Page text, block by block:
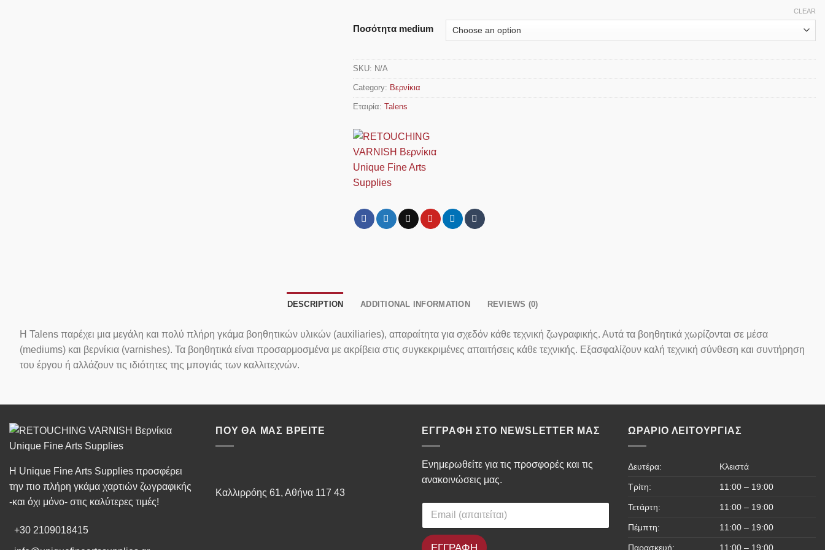
Ποσότητα medium
CLEAR
SKU: N/A
Category: Βερνίκια
Εταιρία: Talens
DESCRIPTION ADDITIONAL INFORMATION REVIEWS (0)
Η Talens παρέχει μια μεγάλη και πολύ πλήρη γκάμα βοηθητικών υλικών (auxiliaries), απαραίτητα για σχεδόν κάθε τεχνική ζωγραφικής. Αυτά τα βοηθητικά χωρίζονται σε μέσα
(mediums) και βερνίκια (varnishes). Τα βοηθητικά είναι προσαρμοσμένα με ακρίβεια στις συγκεκριμένες απαιτήσεις κάθε τεχνικής. Εξασφαλίζουν καλή τεχνική σύνθεση και συντήρηση
του έργου ή αλλάζουν τις ιδιότητες της μπογιάς των καλλιτεχνών.
Η Unique Fine Arts Supplies προσφέρει
την πιο πλήρη γκάμα χαρτιών ζωγραφικής
-και όχι μόνο- στις καλύτερες τιμές!
+30 2109018415
ΠΟΥ ΘΑ ΜΑΣ ΒΡΕΊΤΕ
Καλλιρρόης 61, Αθήνα 117 43
ΕΓΓΡΑΦΉ ΣΤΟ NEWSLETTER ΜΑΣ
Ενημερωθείτε για τις προσφορές και τις
ανακοινώσεις μας.
ΕΓΓΡΑΦΗ
ΩΡΆΡΙΟ ΛΕΙΤΟΥΡΓΊΑΣ
Δευτέρα: Κλειστά
Τρίτη: 11:00 – 19:00
Τετάρτη: 11:00 – 19:00
Πέμπτη: 11:00 – 19:00
Παρασκευή: 11:00 – 19:00